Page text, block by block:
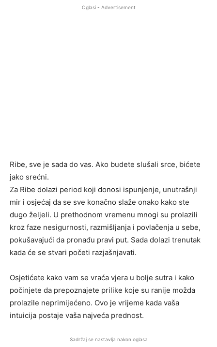
Oglasi - Advertisement
Ribe, sve je sada do vas. Ako budete slušali srce, bićete
jako srećni.
Za Ribe dolazi period koji donosi ispunjenje, unutrašnji
mir i osjećaj da se sve konačno slaže onako kako ste
dugo željeli. U prethodnom vremenu mnogi su prolazili
kroz faze nesigurnosti, razmišljanja i povlačenja u sebe,
pokušavajući da pronađu pravi put. Sada dolazi trenutak
kada će se stvari početi razjašnjavati.
Osjetićete kako vam se vraća vjera u bolje sutra i kako
počinjete da prepoznajete prilike koje su ranije možda
prolazile neprimijećeno. Ovo je vrijeme kada vaša
intuicija postaje vaša najveća prednost.
Sadržaj se nastavlja nakon oglasa